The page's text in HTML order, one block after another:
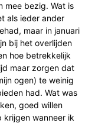
mee bezig. Wat is
als ieder ander
maar in januari
bij het overlijden
hoe betrekkelijk
maar zorgen dat
ogen) te weinig
had. Wat was
goed willen
krijgen wanneer ik